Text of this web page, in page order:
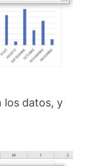
los datos, y